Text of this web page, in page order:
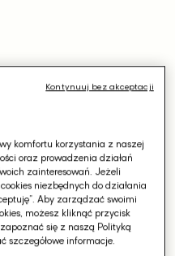
komfortu korzystania z naszej
oraz prowadzenia działań
zainteresowań. Jeżeli
niezbędnych do działania
Aby zarządzać swoimi
możesz kliknąć przycisk
się z naszą Polityką
szczegółowe informacje.
Kontynuuj bez akceptacji